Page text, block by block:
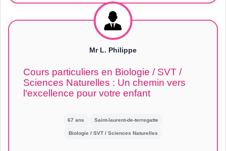
Mr L. Philippe
Cours particuliers en Biologie / SVT /
Sciences Naturelles : Un chemin vers
l'excellence pour votre enfant
67 ans Saint-laurent-de-terregatte
Biologie / SVT / Sciences Naturelles